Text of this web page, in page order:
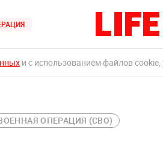
и с использованием файлов
ОПЕРАЦИЯ (СВО)